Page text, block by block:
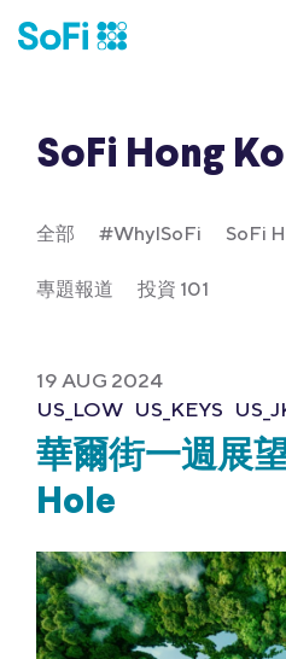
SoFi Hong
全部 #WhyISoFi SoFi
專題報道 投資 101
19 AUG 2024
US_LOW US_KEYS
華爾街一週展
Hole